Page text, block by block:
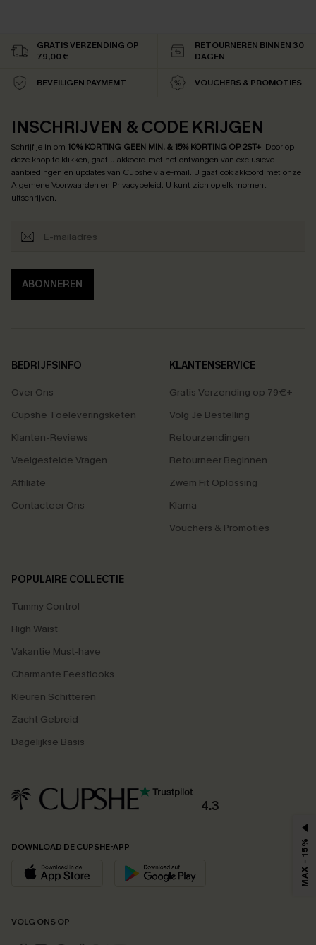
GRATIS VERZENDING OP
79,00 €
RETOURNEREN BINNEN 30
DAGEN
BEVEILIGEN PAYMEMT VOUCHERS & PROMOTIES
INSCHRIJVEN & CODE KRIJGEN
Schrijf je in om 10% KORTING GEEN MIN. & 15% KORTING OP 2ST+. Door op
deze knop te klikken, gaat u akkoord met het ontvangen van exclusieve
aanbiedingen en updates van Cupshe via e-mail. U gaat ook akkoord met onze
Algemene Voorwaarden en Privacybeleid. U kunt zich op elk moment
uitschrijven.
ABONNEREN
BEDRIJFSINFO
Over Ons
Cupshe Toeleveringsketen
Klanten-Reviews
Veelgestelde Vragen
Affiliate
Contacteer Ons
KLANTENSERVICE
Gratis Verzending op 79€+
Volg Je Bestelling
Retourzendingen
Retourneer Beginnen
Zwem Fit Oplossing
Klarna
Vouchers & Promoties
POPULAIRE COLLECTIE
Tummy Control
High Waist
Vakantie Must-have
Charmante Feestlooks
Kleuren Schitteren
Zacht Gebreid
Dagelijkse Basis
4.3
DOWNLOAD DE CUPSHE-APP
VOLG ONS OP
MAX - 15%